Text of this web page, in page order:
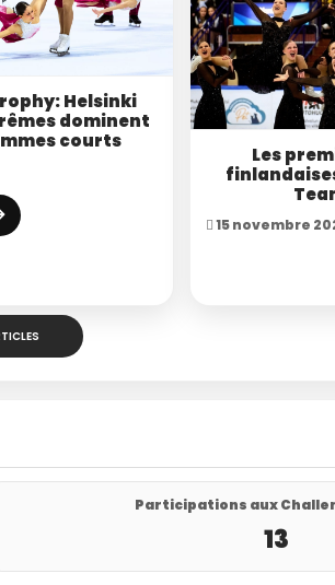
Helsinki
dominent
courts
Les
15 novembre
Participations aux
13